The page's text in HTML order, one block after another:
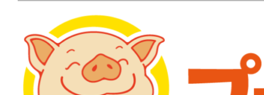
プーさんの満腹日記 |
豊中・箕面)のランチ＆
化してます。